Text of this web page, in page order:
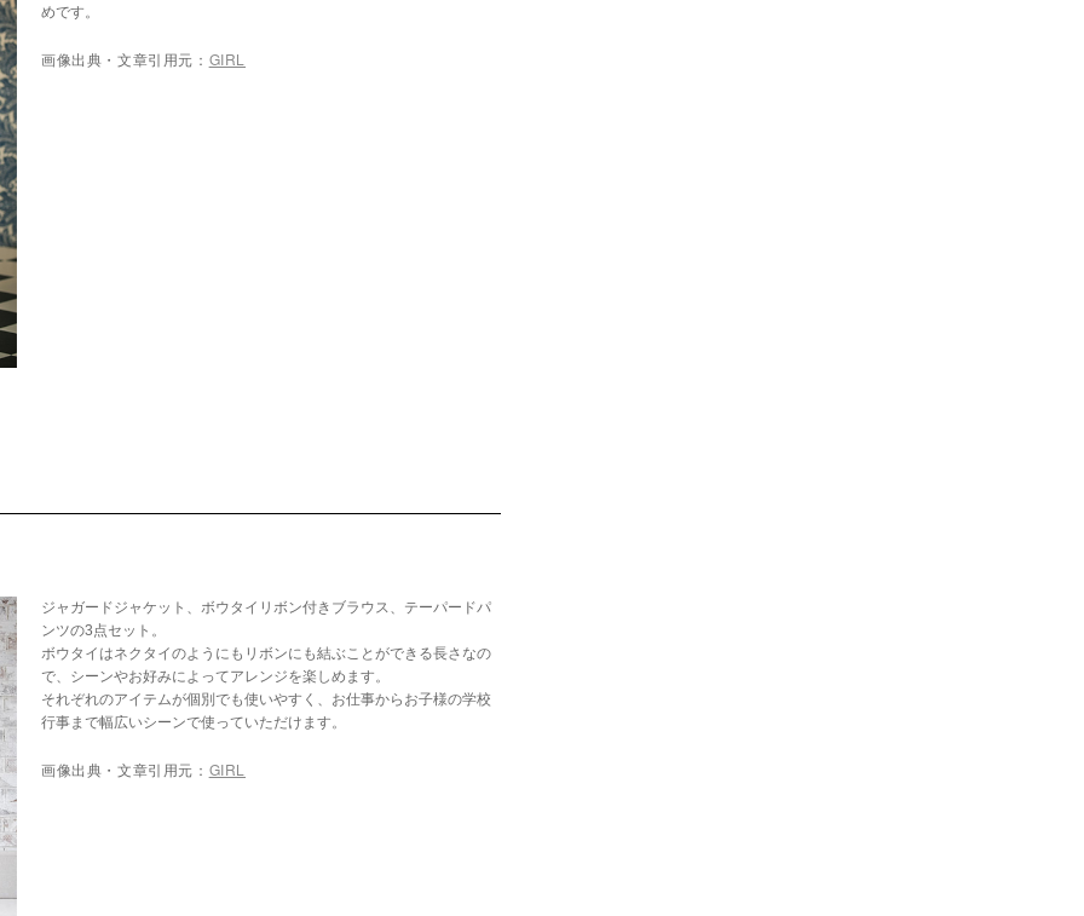
めです。
画像出典・文章引用元： GIRL
ジャガードジャケット、ボウタイリボン付きブラウス、テーパードパ
ンツの3点セット。
ボウタイはネクタイのようにもリボンにも結ぶことができる長さなの
で、シーンやお好みによってアレンジを楽しめます。
それぞれのアイテムが個別でも使いやすく、お仕事からお子様の学校
行事まで幅広いシーンで使っていただけます。
画像出典・文章引用元： GIRL